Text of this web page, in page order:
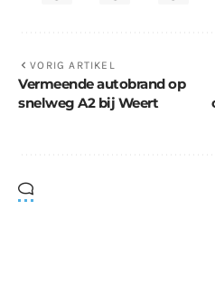
VORIG ARTIKEL
Vermeende autobrand op
snelweg A2 bij Weert